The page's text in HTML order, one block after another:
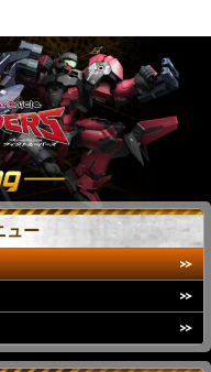
ュー